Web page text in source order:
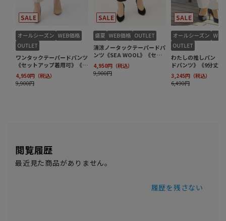
閲覧履歴
最近見た商品がありません。
履歴を残さない